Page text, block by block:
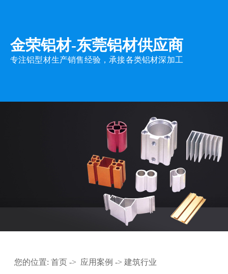
金荣铝材-东莞铝材供应商
专注铝型材生产销售经验，承接各类铝材深加工
您的位置: 首页 -> 应用案例 -> 建筑行业